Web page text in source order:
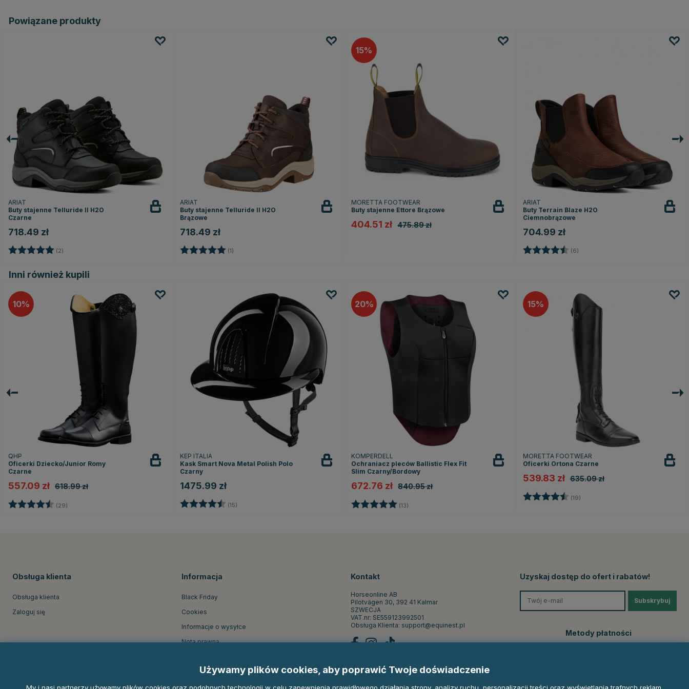
Powiązane produkty
ARIAT
Buty stajenne Telluride II H2O
Czarne
718.49 zł
Ocena: (2)
ARIAT
Buty stajenne Telluride II H2O
Brązowe
718.49 zł
Ocena: (1)
15
MORETTA FOOTWEAR
Buty stajenne Ettore Brązowe
404.51 zł 475.89 zł
ARIAT
Buty Terrain Blaze H2O
Ciemnobrązowe
704.99 zł
Ocena: (6)
Inni również kupili
10
QHP
Oficerki Dziecko/Junior Romy
Czarne
557.09 zł 618.99 zł
Ocena: (29)
KEP ITALIA
Kask Smart Nova Metal Polish Polo
Czarny
1475.99 zł
Ocena: (15)
20
KOMPERDELL
Ochraniacz pleców Ballistic Flex Fit
Slim Czarny/Bordowy
672.76 zł 840.95 zł
Ocena: (13)
15
MORETTA FOOTWEAR
Oficerki Ortona Czarne
539.83 zł 635.09 zł
Ocena: (19)
Obsługa klienta
Obsługa klienta
Zaloguj się
Informacja
Black Friday
Cookies
Informacje o wysyłce
Nota prawna
Regulamin sklepu
Kontakt
Horseonline AB
Pilotvägen 30, 392 41 Kalmar
SZWECJA
VAT.nr: SE559123992501
Obsługa Klienta: support@equinest.pl
Uzyskaj dostęp do ofert i rabatów!
Subskrybuj
Metody płatności
Używamy plików cookies, aby poprawić Twoje doświadczenie